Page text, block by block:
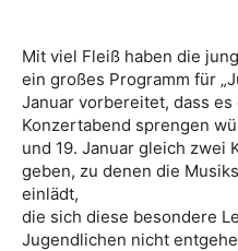
Mit viel Fleiß haben die
ein großes Programm für
Januar vorbereitet, dass
Konzertabend sprengen
und 19. Januar gleich zwei
geben, zu denen die
einlädt,
die sich diese besondere
Jugendlichen nicht